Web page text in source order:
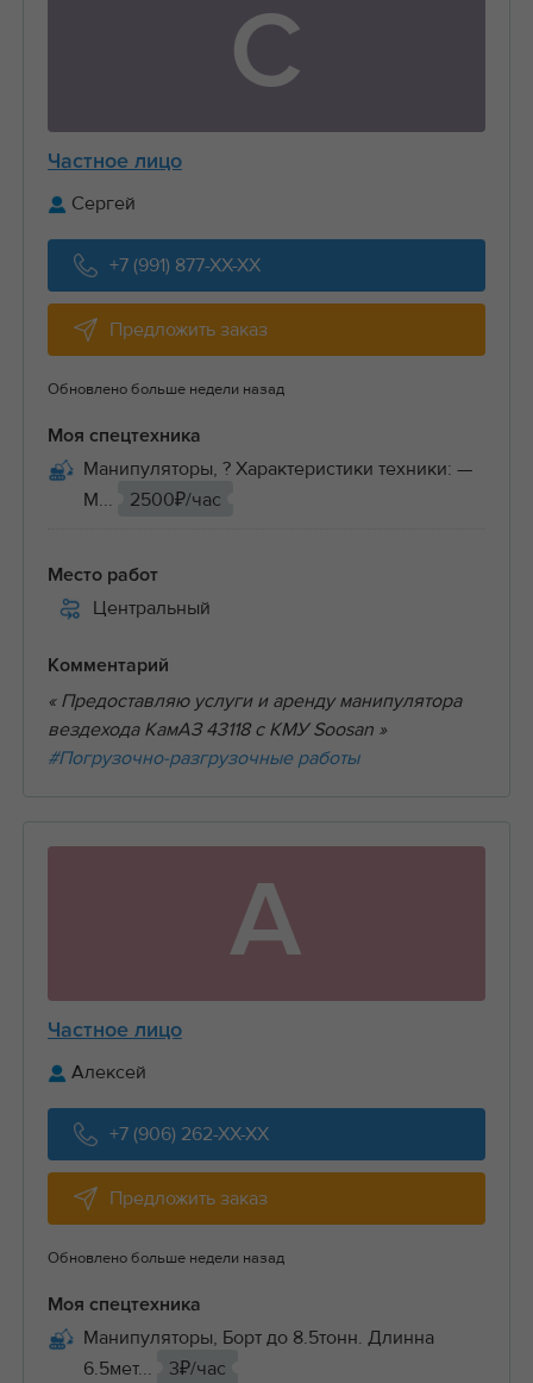
С
Частное лицо
Сергей
+7 (991) 877-XX-XX
Предложить заказ
Обновлено больше недели назад
Моя спецтехника
Манипуляторы, ? Характеристики техники: —
М...
2500₽/час
Место работ
Центральный
Комментарий
« Предоставляю услуги и аренду манипулятора
вездехода КамАЗ 43118 с КМУ Soosan »
#Погрузочно-разгрузочные работы
А
Частное лицо
Алексей
+7 (906) 262-XX-XX
Предложить заказ
Обновлено больше недели назад
Моя спецтехника
Манипуляторы, Борт до 8.5тонн. Длинна
6.5мет...
3₽/час